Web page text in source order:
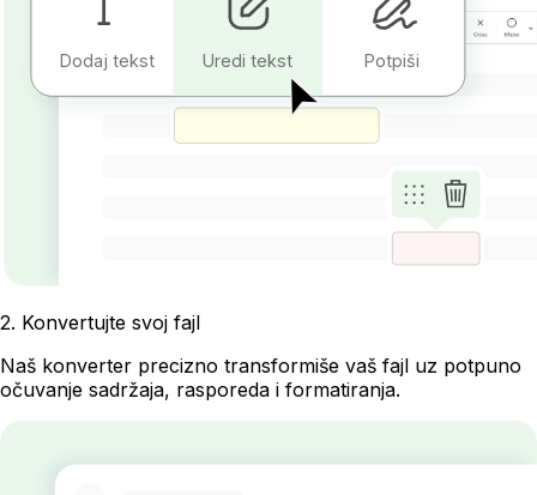
Dodaj tekst Uredi tekst Potpiši
2. Konvertujte svoj fajl
Naš konverter precizno transformiše vaš fajl uz potpuno
očuvanje sadržaja, rasporeda i formatiranja.